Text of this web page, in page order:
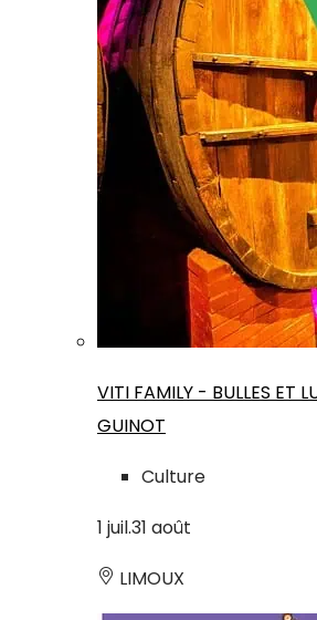
VITI FAMILY - BULLES ET
GUINOT
Culture
1 juil.31 août
LIMOUX